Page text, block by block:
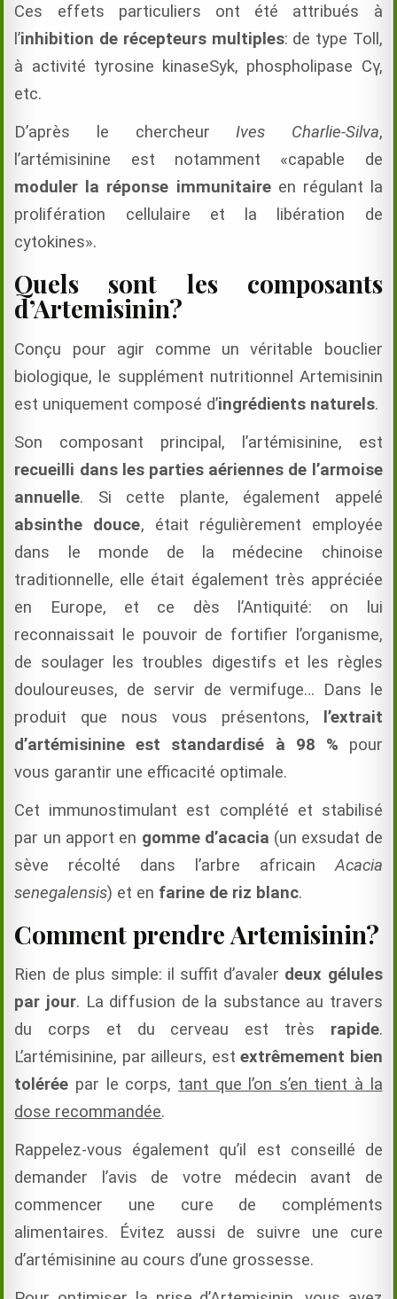
Ces effets particuliers ont été attribués à
l’inhibition de récepteurs multiples: de type Toll,
à activité tyrosine kinaseSyk, phospholipase Cγ,
etc.
D’après le chercheurIves Charlie-Silva,
l’artémisinine est notamment «capable de
moduler la réponse immunitaire en régulant la
prolifération cellulaire et la libération de
cytokines».
Quels sont les composants
d’Artemisinin?
Conçu pour agir comme un véritable bouclier
biologique, le supplément nutritionnel Artemisinin
est uniquement composé d’ingrédients naturels.
Son composant principal, l’artémisinine, est
recueilli dans les parties aériennes de l’armoise
annuelle. Si cette plante, également appelé
absinthe douce, était régulièrement employée
dans le monde de la médecine chinoise
traditionnelle, elle était également très appréciée
en Europe, et ce dès l’Antiquité: on lui
reconnaissait le pouvoir de fortifier l’organisme,
de soulager les troubles digestifs et les règles
douloureuses, de servir de vermifuge… Dans le
produit que nous vous présentons,
l’extrait
d’artémisinine est standardisé à 98 % pour
vous garantir une efficacité optimale.
Cet immunostimulant est complété et stabilisé
par un apport en gomme d’acacia (un exsudat de
sève récolté dans l’arbre africainAcacia
senegalensis) et en farine de riz blanc.
Comment prendre Artemisinin?
Rien de plus simple: il suffit d’avaler deux gélules
par jour. La diffusion de la substance au travers
du corps et du cerveau est très rapide.
L’artémisinine, par ailleurs, estextrêmement bien
tolérée par le corps, tant que l’on s’en tient à la
dose recommandée.
Rappelez-vous également qu’il est conseillé de
demander l’avis de votre médecin avant de
commencer une cure de compléments
alimentaires. Évitez aussi de suivre une cure
d’artémisinine au cours d’une grossesse.